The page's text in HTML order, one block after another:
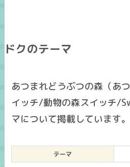
ドクのテーマ
あつまれどうぶつの森（あ
イッチ/動物の森スイッチ/
マについて掲載しています。
テーマ